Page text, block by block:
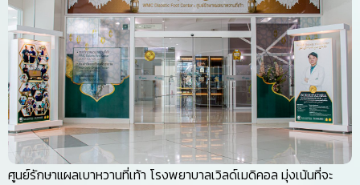
ศูนย์รักษาแผลเบาหวานที่เท้า โรงพยาบาลเวิลด์เมดิคอล มุ่งเน้นที่จะ